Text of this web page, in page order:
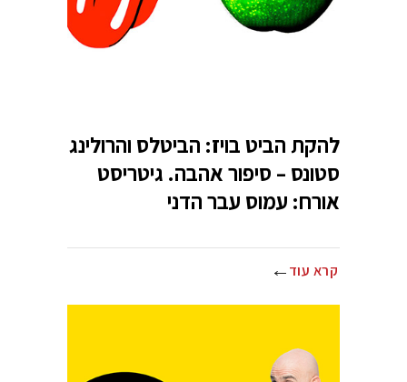
להקת הביט בויז: הביטלס והרולינג
סטונס – סיפור אהבה. גיטריסט
אורח: עמוס עבר הדני
קרא עוד